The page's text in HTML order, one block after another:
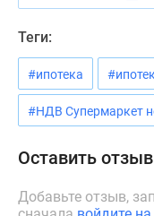
рынка
Покупателю
Экспертиза
новостроек
Эксперты
Теги:
#ипотека
#НДВ Супермаркет
Оставить отзыв
Добавьте отзыв,